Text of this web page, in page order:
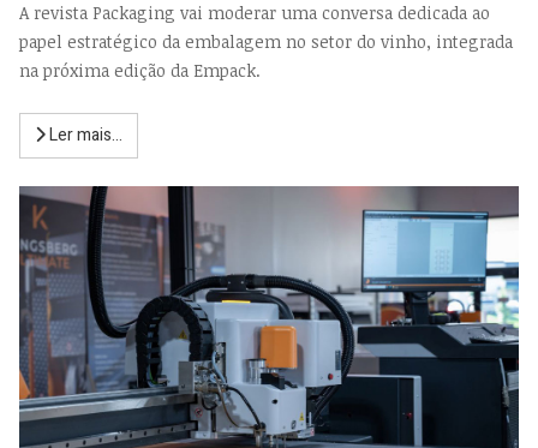
A revista Packaging vai moderar uma conversa dedicada ao
papel estratégico da embalagem no setor do vinho, integrada
na próxima edição da Empack.
Ler mais...